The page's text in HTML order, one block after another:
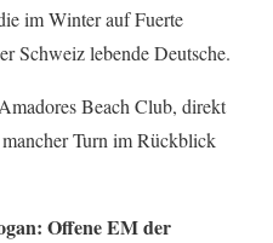
im Winter auf Fuerte
Schweiz lebende Deutsche.
Beach Club, direkt
Turn im Rückblick
Offene EM der